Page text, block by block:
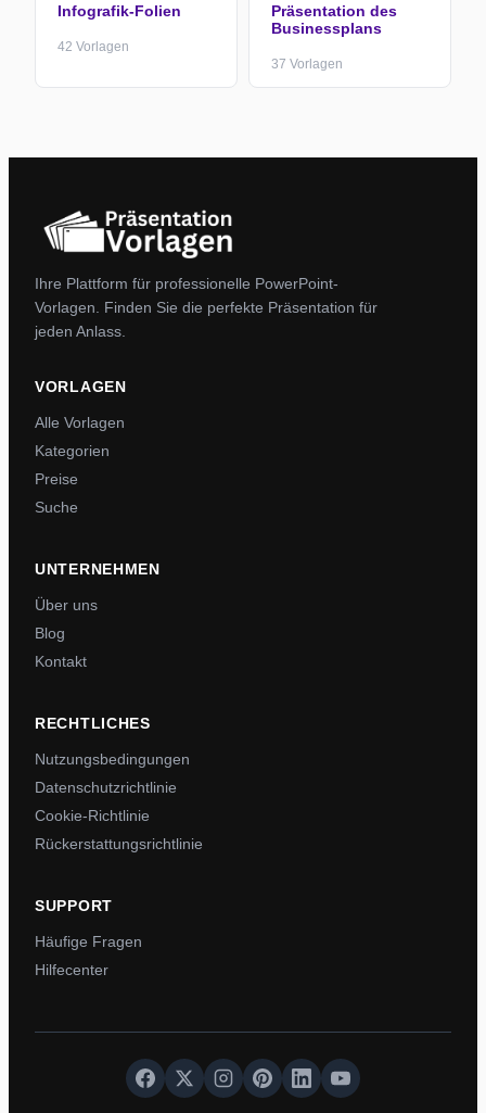
Infografik-Folien
42 Vorlagen
Präsentation des
Businessplans
37 Vorlagen
Ihre Plattform für professionelle PowerPoint-
Vorlagen. Finden Sie die perfekte Präsentation für
jeden Anlass.
VORLAGEN
Alle Vorlagen
Kategorien
Preise
Suche
UNTERNEHMEN
Über uns
Blog
Kontakt
RECHTLICHES
Nutzungsbedingungen
Datenschutzrichtlinie
Cookie-Richtlinie
Rückerstattungsrichtlinie
SUPPORT
Häufige Fragen
Hilfecenter